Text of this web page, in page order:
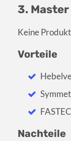
3.
Keine
Vorteile
Nachteile